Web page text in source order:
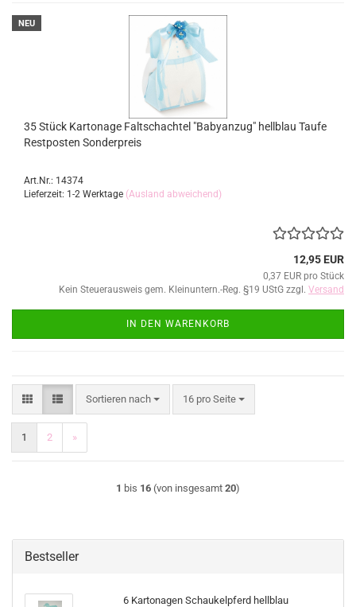
NEU
35 Stück Kartonage Faltschachtel "Babyanzug" hellblau Taufe
Restposten Sonderpreis
Art.Nr.: 14374
Lieferzeit: 1-2 Werktage (Ausland abweichend)
12,95 EUR
0,37 EUR pro Stück
Kein Steuerausweis gem. Kleinuntern.-Reg. §19 UStG zzgl. Versand
IN DEN WARENKORB
Sortieren nach
Sortieren nach 16 pro Seite
pro Seite
1 2 »
1 bis 16 (von insgesamt 20)
Bestseller
6 Kartonagen Schaukelpferd hellblau